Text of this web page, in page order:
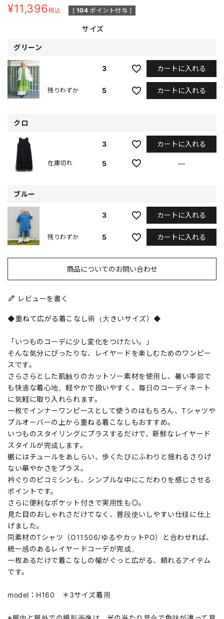
¥11,396税込 [ 104 ポイント付与 ]
サイズ
グリーン
3 カートに入れる
5
残りわずか カートに入れる
クロ
3 カートに入れる
5
在庫切れ —
ブルー
3 カートに入れる
5
残りわずか カートに入れる
商品についてのお問い合わせ
レビューを書く
◆重ねて広がる着こなし術（大きいサイズ）◆
「いつものコーデに少し変化をつけたい。」
そんな気分にぴったりな、レイヤードを楽しむためのワンピー
スです。
さらさらとした肌触りのカットソー素材を使用し、暑い季節で
も快適な着心地。軽やかで扱いやすく、毎日のコーディネート
に気軽に取り入れられます。
一枚でインナーワンピースとして使うのはもちろん、Tシャツや
プルオーバーの上から重ねる着こなしもおすすめ。
いつものスタイリングにプラスするだけで、新鮮なレイヤード
スタイルが完成します。
裾にはチュールをあしらい、歩くたびにふわりと揺れるさりげ
ない華やかさをプラス。
衿ぐりのピコミシンも、シンプルな中にこだわりを感じさせる
ポイントです。
さらに便利なポケット付きで実用性も◎。
見た目のおしゃれさだけでなく、普段使いしやすい仕様に仕上
げました。
同素材のTシャツ（O11506/ゆるやカットPO）と合わせれば、
統一感のあるレイヤードコーデが完成。
一枚あるだけで着こなしの幅がぐっと広がる、頼れるアイテム
です。
model：H160 ＊3サイズ着用